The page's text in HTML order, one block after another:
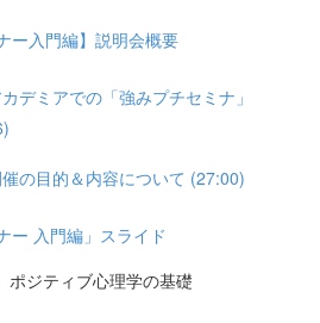
ー入門編】説明会概要
デミアでの「強みプチセミナ」
目的＆内容について (27:00)
ー 入門編」スライド
ポジティブ心理学の基礎